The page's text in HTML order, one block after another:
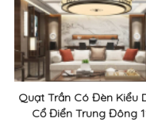
Quạt Trần Có Đèn Kiểu
Cổ Điển Trung Đông